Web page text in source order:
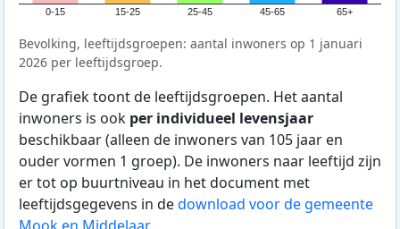
0-15 15-25 25-45 45-65 65+
Bevolking, leeftijdsgroepen: aantal inwoners op 1 januari
2026 per leeftijdsgroep.
De grafiek toont de leeftijdsgroepen. Het aantal
inwoners is ook per individueel levensjaar
beschikbaar (alleen de inwoners van 105 jaar en
ouder vormen 1 groep). De inwoners naar leeftijd zijn
er tot op buurtniveau in het document met
leeftijdsgegevens in dedownload voor de gemeente